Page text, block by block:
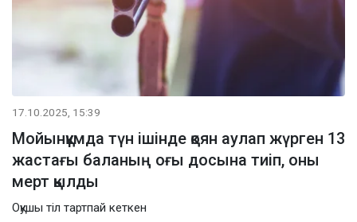
17.10.2025, 15:39
Мойынқұмда түн ішінде қоян аулап жүрген 13
жастағы баланың оғы досына тиіп, оны
мерт қылды
Оқушы тіл тартпай кеткен